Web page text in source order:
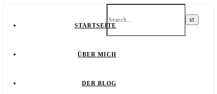
STARTSEITE
ÜBER MICH
DER BLOG